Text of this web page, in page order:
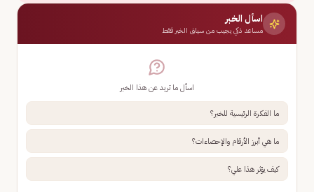
اسأل الخبر
مساعد ذكي يجيب من سياق الخبر فقط
اسأل ما تريد عن هذا الخبر
ما الفكرة الرئيسية للخبر؟
ما هي أبرز الأرقام والإحصاءات؟
كيف يؤثر هذا علي؟